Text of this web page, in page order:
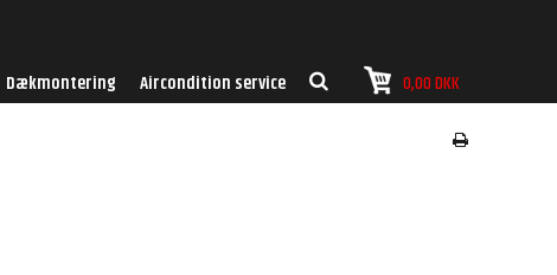
Dækmontering Aircondition service 0,00 DKK